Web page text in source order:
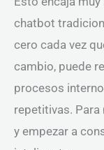
chatbot
cero cada vez
cambio, puede
procesos
repetitivas. Para
y empezar a